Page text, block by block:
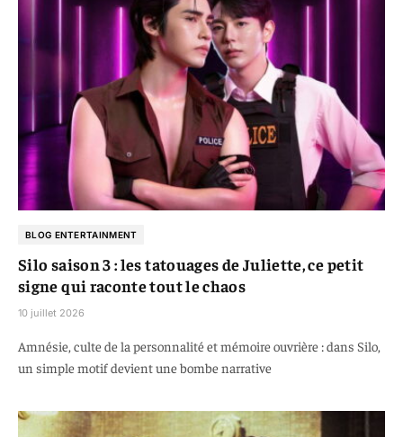
BLOG ENTERTAINMENT
Silo saison 3 : les tatouages de Juliette, ce petit
signe qui raconte tout le chaos
10 juillet 2026
Amnésie, culte de la personnalité et mémoire ouvrière : dans Silo,
un simple motif devient une bombe narrative